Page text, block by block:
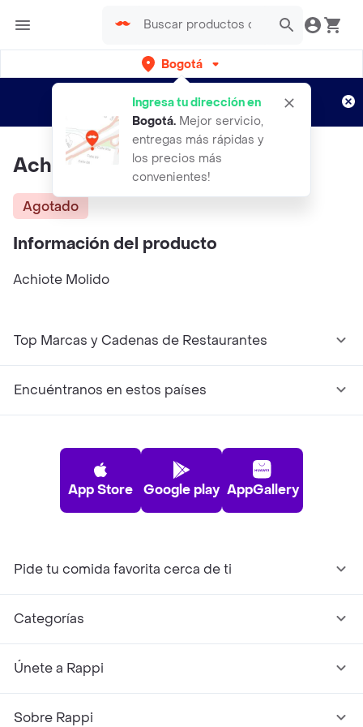
Bogotá
Ingresa tu dirección en
Bogotá. Mejor servicio,
entregas más rápidas y
los precios más
convenientes!
envíos gratis por semanas
Aplican TyC
Achiote Molido 250gr
Agotado
Información del producto
Achiote Molido
Top Marcas y Cadenas de Restaurantes
Encuéntranos en estos países
App Store Google play AppGallery
Pide tu comida favorita cerca de ti
Categorías
Únete a Rappi
Sobre Rappi